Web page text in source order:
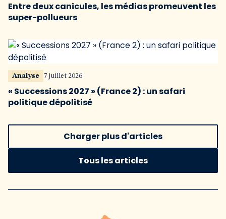
Entre deux canicules, les médias promeuvent les
super-pollueurs
Analyse 7 juillet 2026
« Successions 2027 » (France 2) : un safari
politique dépolitisé
Charger plus d'articles
Tous les articles